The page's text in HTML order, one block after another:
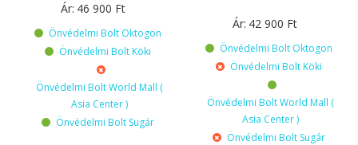
Ár: 46 900 Ft
Önvédelmi Bolt Oktogon
Önvédelmi Bolt Köki
Önvédelmi Bolt World Mall (
Asia Center )
Önvédelmi Bolt Sugár
Ár: 42 900 Ft
Önvédelmi Bolt Oktogon
Önvédelmi Bolt Köki
Önvédelmi Bolt World Mall (
Asia Center )
Önvédelmi Bolt Sugár